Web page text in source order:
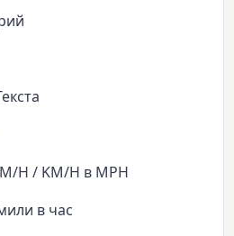
H / KM/H в MPH
в час